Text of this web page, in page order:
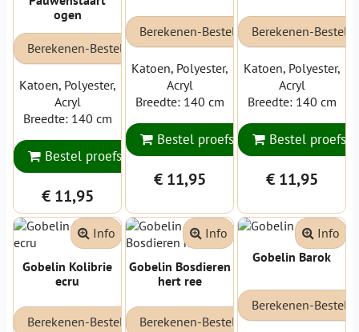
ogen
Berekenen-Bestellen
Katoen, Polyester,
Acryl
Breedte: 140 cm
Bestel proefstaal
€ 11,95
Berekenen-Bestellen
Katoen, Polyester,
Acryl
Breedte: 140 cm
Bestel proefstaal
€ 11,95
Berekenen-
Katoen, Polyester,
Acryl
Breedte: 140 cm
Bestel
€ 11,95
Gobelin Kolibrie
ecru
Berekenen-Bestellen
Info
Gobelin Bosdieren
hert ree
Berekenen-Bestellen
Info
Gobelin Barok
Berekenen-
Info